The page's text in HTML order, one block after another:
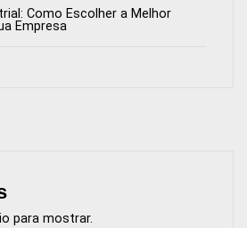
Como Escolher a Melhor
Empresa
para mostrar.